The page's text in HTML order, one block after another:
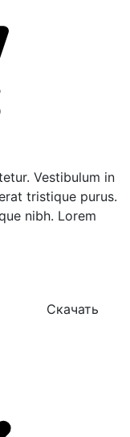
Vestibulum in
tristique purus.
nibh. Lorem
Скачать